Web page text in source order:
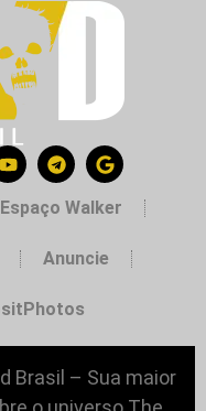
Espaço Walker
Anuncie
Brasil – Sua maior